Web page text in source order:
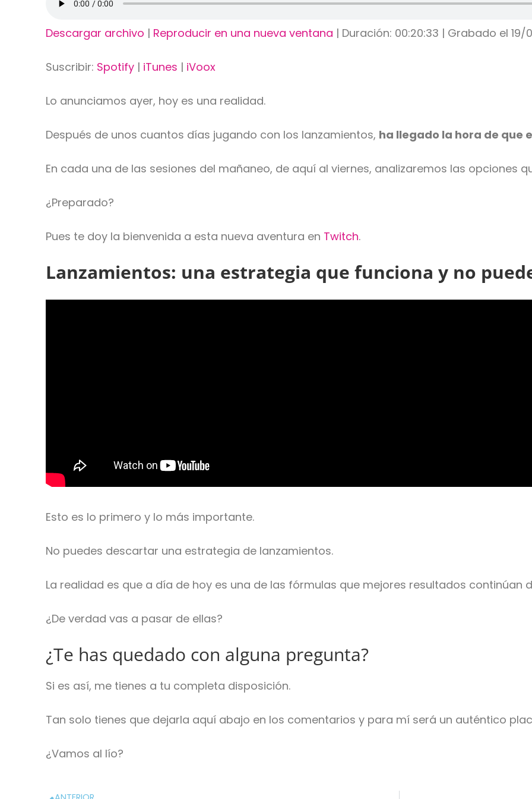
Descargar archivo | Reproducir en una nueva ventana | Duración: 00:20:33 | Grabado el 19/
Suscribir: Spotify | iTunes | iVoox
Lo anunciamos ayer, hoy es una realidad.
Después de unos cuantos días jugando con los lanzamientos, ha llegado la hora de que
En cada una de las sesiones del mañaneo, de aquí al viernes, analizaremos las opciones
¿Preparado?
Pues te doy la bienvenida a esta nueva aventura en Twitch.
Lanzamientos: una estrategia que funciona y no
Esto es lo primero y lo más importante.
No puedes descartar una estrategia de lanzamientos.
La realidad es que a día de hoy es una de las fórmulas que mejores resultados continúan
¿De verdad vas a pasar de ellas?
¿Te has quedado con alguna pregunta?
Si es así, me tienes a tu completa disposición.
Tan solo tienes que dejarla aquí abajo en los comentarios y para mí será un auténtico
¿Vamos al lío?